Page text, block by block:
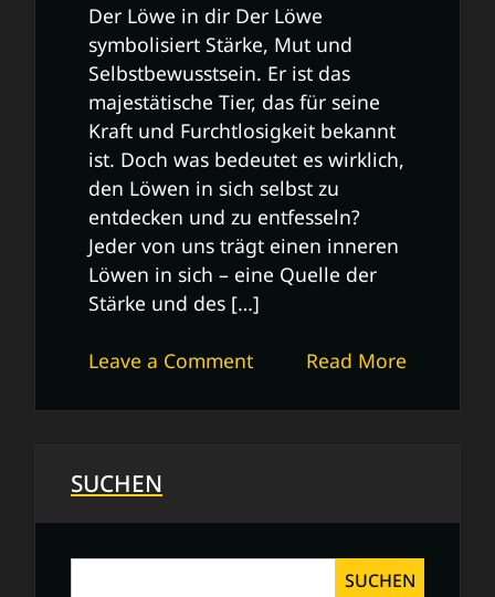
Der Löwe in dir Der Löwe
symbolisiert Stärke, Mut und
Selbstbewusstsein. Er ist das
majestätische Tier, das für seine
Kraft und Furchtlosigkeit bekannt
ist. Doch was bedeutet es wirklich,
den Löwen in sich selbst zu
entdecken und zu entfesseln?
Jeder von uns trägt einen inneren
Löwen in sich – eine Quelle der
Stärke und des […]
Read More
Leave a Commenton
den
Mut,
Stärke
SUCHEN
SUCHEN